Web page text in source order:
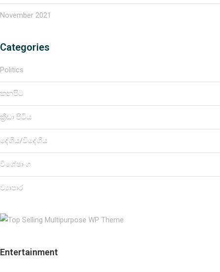
November 2021
Categories
Politics
කනපිට
ක්‍රීඩා පිටිය
දේශීය/විදේශීය
විශේෂාංග
ව්‍යාපාර
Entertainment